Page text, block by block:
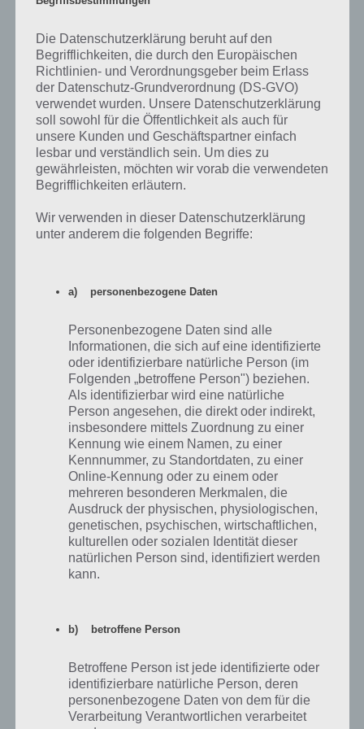
Escape Action Level 8 Lösung
Weiter geht es mit der Lösung zu Level 8 von Escape Action. Unten
rechts auf der Tafel findet ihr den Hinweis: fdb. Oben wird bereits
gesagt, dass A = 5 ist, also jeweils +4 für jeden Buchstaben. f ist im
Alphabet an 6. Position plus 4 ergibt also 10.
So ist mit den anderen Buchstaben ebenfalls zu verfahren. Wir
kommen also auf folgenden Lösungscode, den wir an der Tür
abtragen müssen: 10 8 6. Dieses mal ist die Fläche anzutippen, um
Zum ersten mal müssen wir dieses mal einen Gegenstand
Schraubenschlüssel, der nun im Inventar landet. Im nächsten Schritt
diesen im Inventar aktivieren und damit mehrfach auf die Tür
Escape Action Level 10 Lösung
Abschließend noch die Escape Action Lösung zu Level 10. Auch hier
geht es wieder auf Zeit. Ziel ist es hier alle Hämmer zu kombinieren,
in dem diese ineinander gezogen werden müssen, wodurch ein
großer Hammer entsteht..
Im nächsten Artikel geht es dann mit Level 11 bis 20 weiter.Zu
unserer Übersicht über die Lösungen zu Escape Action.
Die Datenschutzerklärung beruht auf den
Begrifflichkeiten, die durch den Europäischen
Richtlinien- und Verordnungsgeber beim Erlass
der Datenschutz-Grundverordnung (DS-GVO)
verwendet wurden. Unsere Datenschutzerklärung
soll sowohl für die Öffentlichkeit als auch für
unsere Kunden und Geschäftspartner einfach
lesbar und verständlich sein. Um dies zu
gewährleisten, möchten wir vorab die verwendeten
Begrifflichkeiten erläutern.
Wir verwenden in dieser Datenschutzerklärung
unter anderem die folgenden Begriffe:
a) personenbezogene Daten
Personenbezogene Daten sind alle
Informationen, die sich auf eine identifizierte
oder identifizierbare natürliche Person (im
Folgenden „betroffene Person") beziehen.
Als identifizierbar wird eine natürliche
Person angesehen, die direkt oder indirekt,
insbesondere mittels Zuordnung zu einer
Kennung wie einem Namen, zu einer
Kennnummer, zu Standortdaten, zu einer
Online-Kennung oder zu einem oder
mehreren besonderen Merkmalen, die
Ausdruck der physischen, physiologischen,
genetischen, psychischen, wirtschaftlichen,
kulturellen oder sozialen Identität dieser
natürlichen Person sind, identifiziert werden
kann.
b) betroffene Person
Betroffene Person ist jede identifizierte oder
identifizierbare natürliche Person, deren
personenbezogene Daten von dem für die
Verarbeitung Verantwortlichen verarbeitet